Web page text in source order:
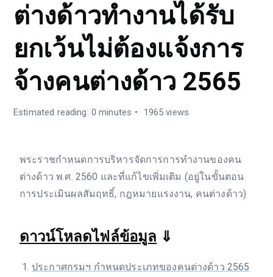
ต่างด้าวทำงานได้รับ
ยกเว้นไม่ต้องแจ้งการ
จ้างคนต่างด้าว 2565
Estimated reading: 0 minutes 1965 views
พระราชกำหนดการบริหารจัดการการทำงานของคน
ต่างด้าว พ.ศ. 2560 และที่แก้ไขเพิ่มเติม (อยู่ในขั้นตอน
การประเมินผลสัมฤทธิ์, กฎหมายแรงงาน, คนต่างด้าว)
ดาวน์โหลดไฟล์ข้อมูล ⇓
ประกาศกรมฯ กำหนดประเภทของคนต่างด้าว 2565